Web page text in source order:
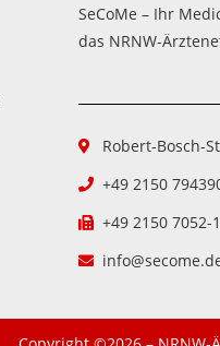
SeCoMe – Ihr
das NRNW-
Robert-Bosch-
+49 2150
+49 2150 7052-